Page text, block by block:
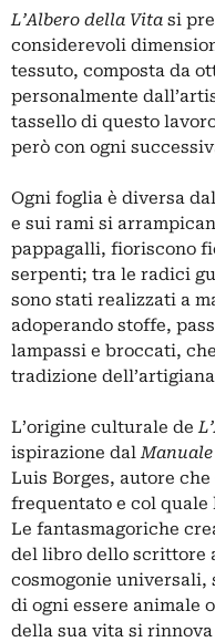
L’Albero della Vita si
considerevoli
tessuto, composta da
personalmente
tassello di questo
però con ogni
Ogni foglia è diversa
e sui rami si
pappagalli, fioriscono
serpenti; tra le radici
sono stati realizzati a
adoperando stoffe,
lampassi e broccati,
tradizione
L’origine culturale de
ispirazione dal
Luis Borges, autore
frequentato e col
Le fantasmagoriche
del libro dello scrittore
cosmogonie universali,
di ogni essere animale
della sua vita si